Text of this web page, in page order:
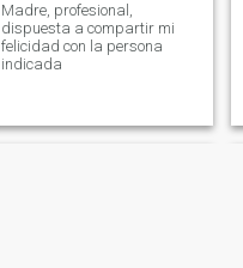
Madre, profesional,
dispuesta a compartir mi
felicidad con la persona
indicada